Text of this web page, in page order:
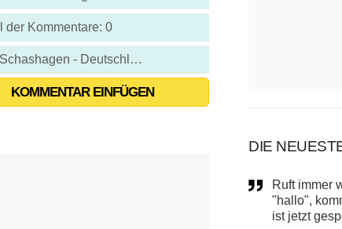
der Kommentare: 0
Stadt: Schashagen - Deutschland
KOMMENTAR EINFÜGEN
DIE
Ruft immer wieder an. auf mehrere
"hallo",
ist jetzt